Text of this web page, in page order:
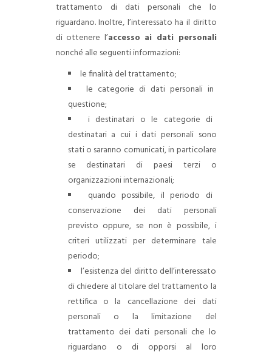
trattamento di dati personali che lo
riguardano.Inoltre, l’interessato ha il diritto
di ottenere l’accesso ai dati personali
nonché alle seguenti informazioni:
le finalità del trattamento;
le categorie di dati personali in
questione;
i destinatari o le categorie di
destinatari a cui i dati personali sono
stati o saranno comunicati, in particolare
se destinatari di paesi terzi o
organizzazioni internazionali;
quando possibile, il periodo di
conservazione dei dati personali
previsto oppure, se non è possibile, i
criteri utilizzati per determinare tale
periodo;
l’esistenza del diritto dell’interessato
di chiedere al titolare del trattamento la
rettifica o la cancellazione dei dati
personali o la limitazione del
trattamento dei dati personali che lo
riguardano o di opporsi al loro